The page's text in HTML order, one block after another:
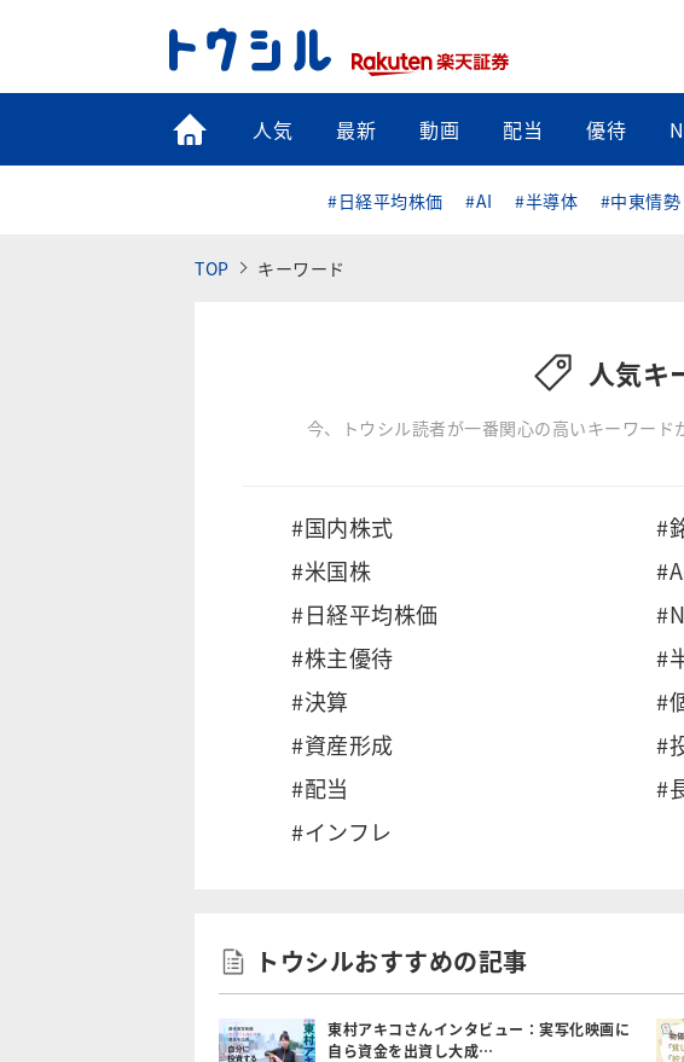
トップ
人気 最新 動画 配当 優待
#日経平均株価 #AI #半導体 #中東情勢
TOP キーワード
人気キ
今、トウシル読者が一番関心の高いキーワード
#国内株式
#
#米国株
#日経平均株価
#株主優待
#
#決算
#
#資産形成
#
#配当
#
#インフレ
トウシルおすすめの記事
東村アキコさんインタビュー：実写化映画に
自ら資金を出資し大成…